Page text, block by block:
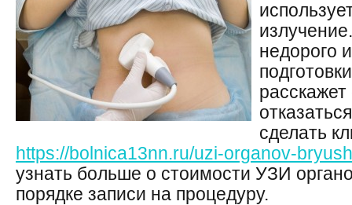
недорого
сделать
https://bolnica13nn.ru/uzi-organov-
узнать больше о стоимости УЗИ
порядке записи на процедуру.